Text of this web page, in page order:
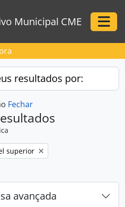
Municipal CME
resultados por:
Fechar
superior
avançada